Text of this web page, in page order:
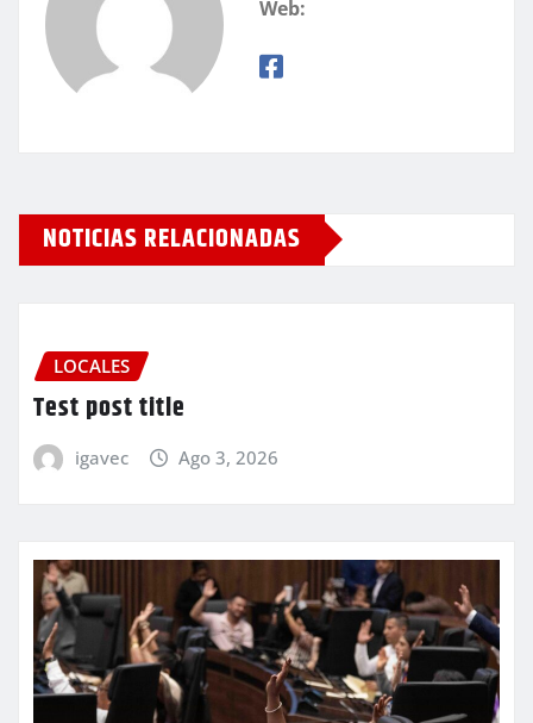
Web:
NOTICIAS RELACIONADAS
LOCALES
Test post title
igavec Ago 3, 2026